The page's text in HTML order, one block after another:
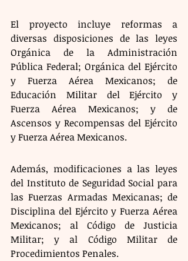
El proyecto incluye reformas a
diversas disposiciones de las leyes
Orgánica de la Administración
Pública Federal; Orgánica del Ejército
y Fuerza Aérea Mexicanos; de
Educación Militar del Ejército y
Fuerza Aérea Mexicanos; y de
Ascensos y Recompensas del Ejército
y Fuerza Aérea Mexicanos.
Además, modificaciones a las leyes
del Instituto de Seguridad Social para
las Fuerzas Armadas Mexicanas; de
Disciplina del Ejército y Fuerza Aérea
Mexicanos; al Código de Justicia
Militar; y al Código Militar de
Procedimientos Penales.